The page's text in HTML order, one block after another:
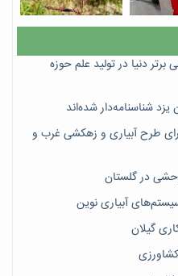
مرکز دانشگاهی برتر دنیا در تولید علم حوزه
برای طرح آبیاری و زهکشی غرب و
در گلستان
آبیاری نوین